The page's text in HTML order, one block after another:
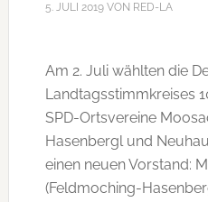
5. JULI 2019VON RED-LA
Am 2. Juli wählten die
Landtagsstimmkreises
SPD-Ortsvereine
Hasenbergl und
einen neuen Vorstand:
(Feldmoching-